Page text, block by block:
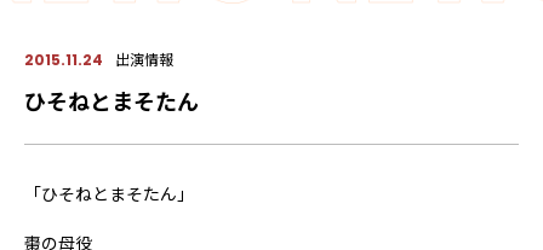
2015.11.24 出演情報
ひそねとまそたん
「ひそねとまそたん」
棗の母役